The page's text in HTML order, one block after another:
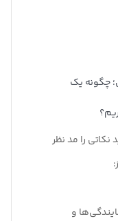
چگونه یک
را مد نظر
و